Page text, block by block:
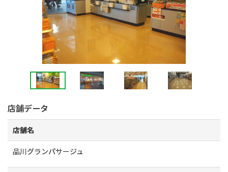
店舗データ
店舗名
品川グランパサージュ